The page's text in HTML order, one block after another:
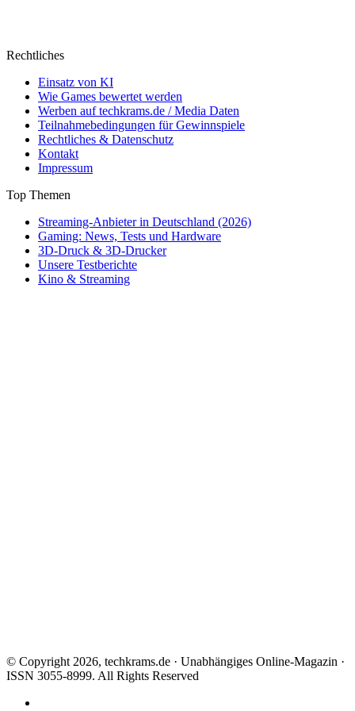
Rechtliches
Einsatz von KI
Wie Games bewertet werden
Werben auf techkrams.de / Media Daten
Teilnahmebedingungen für Gewinnspiele
Rechtliches & Datenschutz
Kontakt
Impressum
Top Themen
Streaming-Anbieter in Deutschland (2026)
Gaming: News, Tests und Hardware
3D-Druck & 3D-Drucker
Unsere Testberichte
Kino & Streaming
© Copyright 2026, techkrams.de · Unabhängiges Online-Magazin ·
ISSN 3055-8999. All Rights Reserved